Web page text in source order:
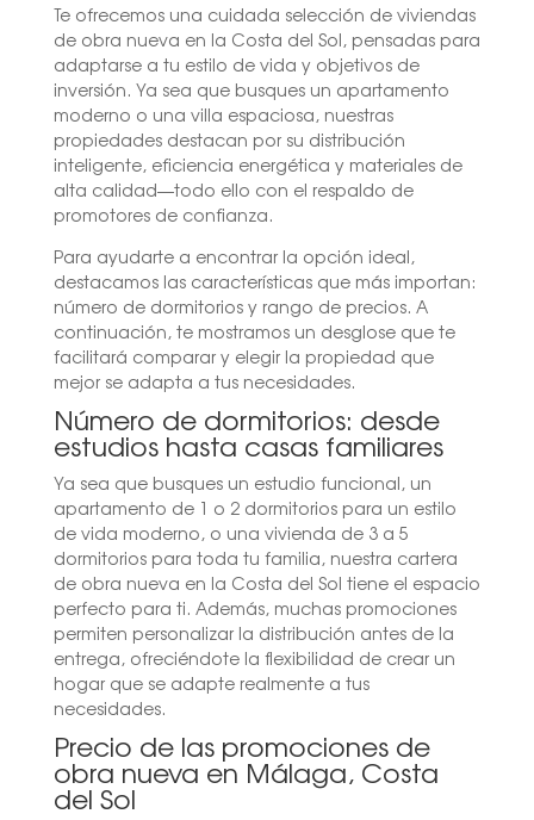
Te ofrecemos una cuidada selección de viviendas
de obra nueva en la Costa del Sol, pensadas para
adaptarse a tu estilo de vida y objetivos de
inversión. Ya sea que busques un apartamento
moderno o una villa espaciosa, nuestras
propiedades destacan por su distribución
inteligente, eficiencia energética y materiales de
alta calidad—todo ello con el respaldo de
promotores de confianza.
Para ayudarte a encontrar la opción ideal,
destacamos las características que más importan:
número de dormitorios y rango de precios. A
continuación, te mostramos un desglose que te
facilitará comparar y elegir la propiedad que
mejor se adapta a tus necesidades.
Número de dormitorios: desde
estudios hasta casas familiares
Ya sea que busques un estudio funcional, un
apartamento de 1 o 2 dormitorios para un estilo
de vida moderno, o una vivienda de 3 a 5
dormitorios para toda tu familia, nuestra cartera
de obra nueva en la Costa del Sol tiene el espacio
perfecto para ti. Además, muchas promociones
permiten personalizar la distribución antes de la
entrega, ofreciéndote la flexibilidad de crear un
hogar que se adapte realmente a tus
necesidades.
Precio de las promociones de
obra nueva en Málaga, Costa
del Sol